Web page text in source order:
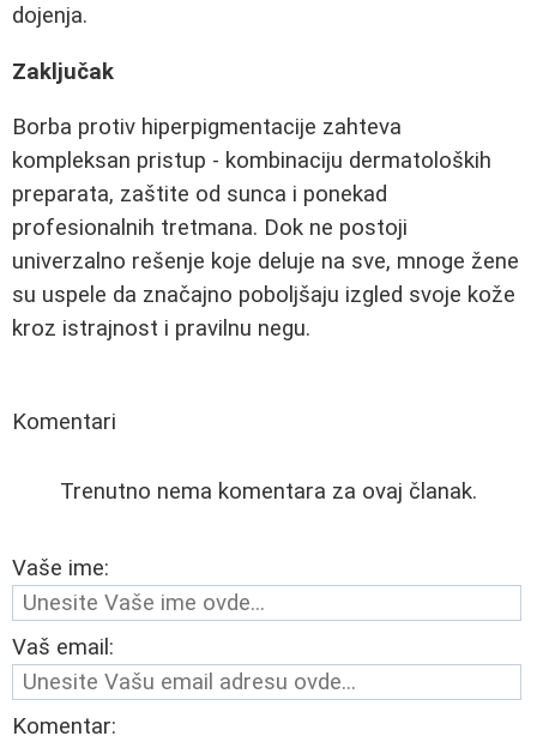
dojenja.
Zaključak
Borba protiv hiperpigmentacije zahteva
kompleksan pristup - kombinaciju dermatoloških
preparata, zaštite od sunca i ponekad
profesionalnih tretmana. Dok ne postoji
univerzalno rešenje koje deluje na sve, mnoge žene
su uspele da značajno poboljšaju izgled svoje kože
kroz istrajnost i pravilnu negu.
Komentari
Trenutno nema komentara za ovaj članak.
Vaše ime:
Vaš email:
Komentar: